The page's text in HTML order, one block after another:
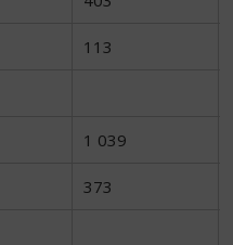
113
1 039
373